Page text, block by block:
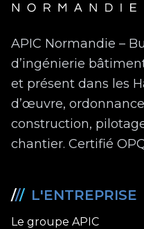
APIC Normandie –
d’ingénierie
et présent dans les
d’œuvre,
construction,
chantier. Certifié
/// L'ENTREPRISE
Le groupe APIC